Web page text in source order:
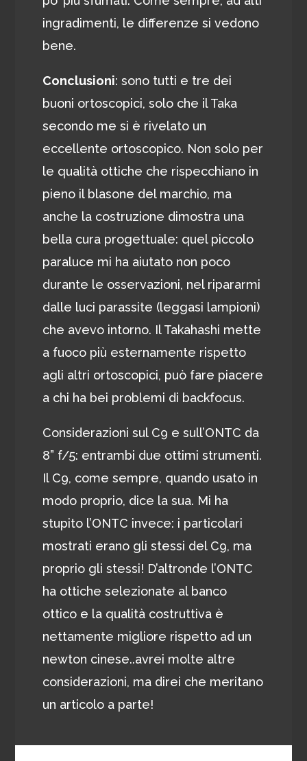
ingradimenti, le differenze si vedono
bene.
Conclusioni: sono tutti e tre dei
buoni ortoscopici, solo che il Taka
secondo me si è rivelato un
eccellente ortoscopico. Non solo per
le qualità ottiche che rispecchiano in
pieno il blasone del marchio, ma
anche la costruzione dimostra una
bella cura progettuale: quel piccolo
paraluce mi ha aiutato non poco
durante le osservazioni, nel ripararmi
dalle luci parassite (leggasi lampioni)
che avevo intorno. Il Takahashi mette
a fuoco più esternamente rispetto
agli altri ortoscopici, può fare piacere
a chi ha bei problemi di backfocus.
Considerazioni sul C9 e sull’ONTC da
8” f/5: entrambi due ottimi strumenti.
Il C9, come sempre, quando usato in
modo proprio, dice la sua. Mi ha
stupito l’ONTC invece: i particolari
mostrati erano gli stessi del C9, ma
proprio gli stessi! D’altronde l’ONTC
ha ottiche selezionate al banco
ottico e la qualità costruttiva è
nettamente migliore rispetto ad un
newton cinese..avrei molte altre
considerazioni, ma direi che meritano
un articolo a parte!